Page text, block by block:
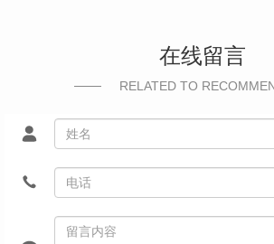
在线留言
RELATED TO